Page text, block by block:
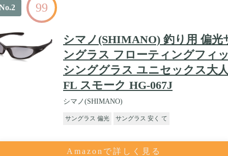
99
シマノ(SHIMANO) 釣り用 偏光
ングラス フローティングフィッ
シンググラス ユニセックス大人
FL スモーク HG-067J
シマノ(SHIMANO)
サングラス 偏光 サングラス 安く て
Amazonで詳しく見る